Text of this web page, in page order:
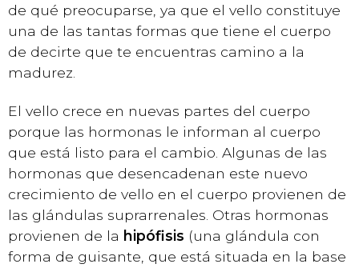
de qué preocuparse, ya que el vello constituye
una de las tantas formas que tiene el cuerpo
de decirte que te encuentras camino a la
madurez.
El vello crece en nuevas partes del cuerpo
porque las hormonas le informan al cuerpo
que está listo para el cambio. Algunas de las
hormonas que desencadenan este nuevo
crecimiento de vello en el cuerpo provienen de
las glándulas suprarrenales. Otras hormonas
provienen de la hipófisis (una glándula con
forma de guisante, que está situada en la base